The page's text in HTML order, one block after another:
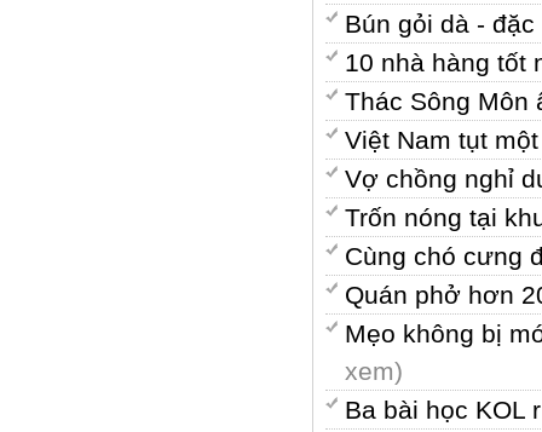
Bún gỏi dà -
10 nhà hàng tốt
Thác Sông
Việt Nam tụt
Vợ chồng nghỉ
Trốn nóng tại
Cùng chó cưng
Quán phở hơn
Mẹo không bị
xem)
Ba bài học KOL